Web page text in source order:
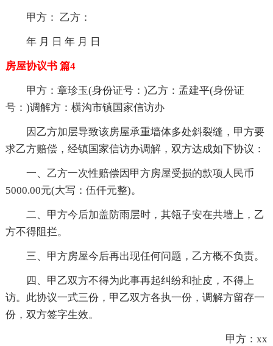
甲方： 乙方：
年 月 日 年 月 日
房屋协议书 篇4
甲方：章珍玉(身份证号：)乙方：孟建平(身份证
号：)调解方：横沟市镇国家信访办
因乙方加层导致该房屋承重墙体多处斜裂缝，甲方要
求乙方赔偿，经镇国家信访办调解，双方达成如下协议：
一、乙方一次性赔偿因甲方房屋受损的款项人民币
5000.00元(大写：伍仟元整)。
二、甲方今后加盖防雨层时，其瓴子安在共墙上，乙
方不得阻拦。
三、甲方房屋今后再出现任何问题，乙方概不负责。
四、甲乙双方不得为此事再起纠纷和扯皮，不得上
访。此协议一式三份，甲乙双方各执一份，调解方留存一
份，双方签字生效。
甲方：xx